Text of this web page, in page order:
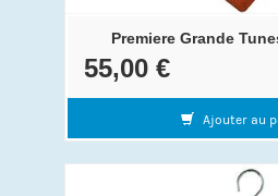
Premiere Grande
55,00 €
Ajouter au